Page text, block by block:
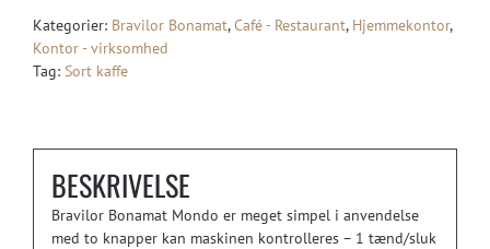
Kategorier: Bravilor Bonamat,Café - Restaurant, Hjemmekontor,
Kontor - virksomhed
Tag: Sort kaffe
BESKRIVELSE
Bravilor Bonamat Mondo er meget simpel i anvendelse
med to knapper kan maskinen kontrolleres – 1 tænd/sluk